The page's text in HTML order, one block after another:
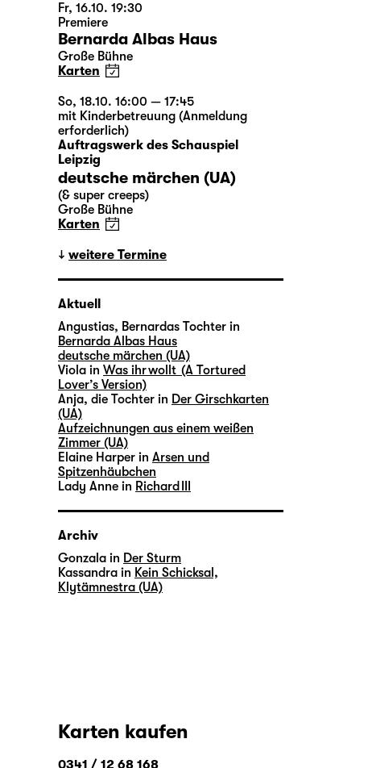
Fr, 16.10. 19:30
Premiere
Bernarda Albas Haus
Große Bühne
Karten
So, 18.10. 16:00 — 17:45
mit Kinderbetreuung (Anmeldung
erforderlich)
Auftragswerk des Schauspiel
Leipzig
deutsche märchen (UA)
(& super creeps)
Große Bühne
Karten
weitere Termine
Aktuell
Angustias, Bernardas Tochter in
Bernarda Albas Haus
deutsche märchen (UA)
Viola in Was ihr wollt (A Tortured
Lover’s Version)
Anja, die Tochter in Der Girschkarten
(UA)
Aufzeichnungen aus einem weißen
Zimmer (UA)
Elaine Harper in Arsen und
Spitzenhäubchen
Lady Anne in Richard III
Archiv
Gonzala in Der Sturm
Kassandra in Kein Schicksal,
Klytämnestra (UA)
Karten kaufen
0341 / 12 68 168